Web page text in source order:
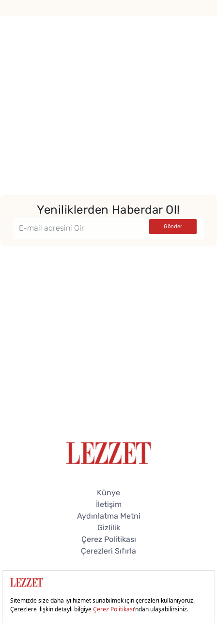
Yeniliklerden Haberdar Ol!
Künye
İletişim
Aydınlatma Metni
Gizlilik
Çerez Politikası
Çerezleri Sıfırla